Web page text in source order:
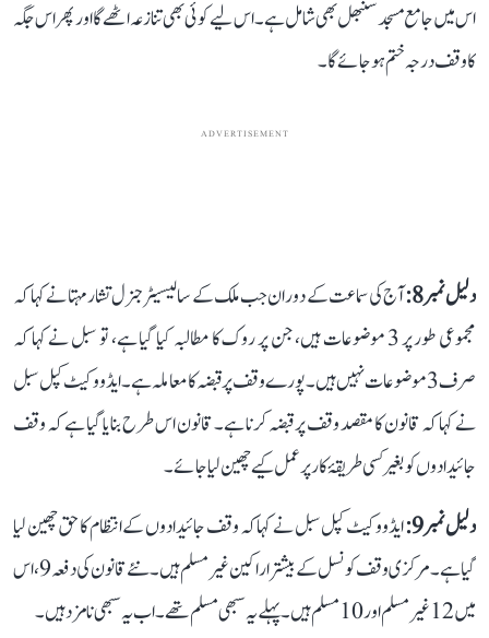
اس میں جامع مسجد سنبھل بھی شامل ہے۔ اس لیے کوئی بھی تنازعہ اٹھے گا اور پھر اس جگہ
کا وقف درجہ ختم ہو جائے گا۔
ADVERTISEMENT
دلیل نمبر 8: آج کی سماعت کے دوران جب ملک کے سالیسیٹر جنرل تشار مہتا نے کہا کہ
مجموعی طور پر 3 موضوعات ہیں، جن پر روک کا مطالبہ کیا گیا ہے، تو سبل نے کہا کہ
صرف 3 موضوعات نہیں ہیں۔ پورے وقف پر قبضہ کا معاملہ ہے۔ ایڈووکیٹ کپل سبل
نے کہا کہ قانون کا مقصد وقف پر قبضہ کرنا ہے۔ قانون اس طرح بنایا گیا ہے کہ وقف
جائیدادوں کو بغیر کسی طریقۂ کار پر عمل کیے چھین لیا جائے۔
دلیل نمبر 9: ایڈووکیٹ کپل سبل نے کہا کہ وقف جائیدادوں کے انتظام کا حق چھین لیا
گیا ہے۔ مرکزی وقف کونسل کے بیشتر اراکین غیر مسلم ہیں۔ نئے قانون کی دفعہ 9، اس
میں 12 غیر مسلم اور 10 مسلم ہیں۔ پہلے یہ سبھی مسلم تھے۔ اب یہ سبھی نامزد ہیں۔